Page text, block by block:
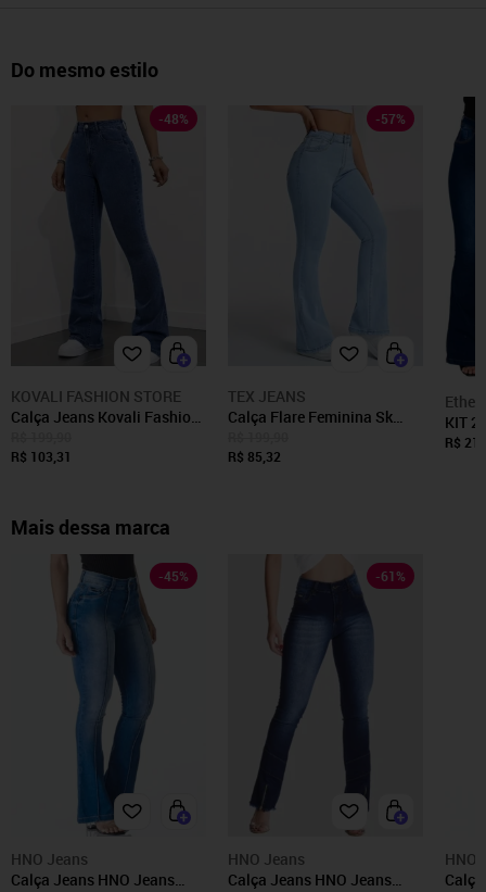
Do mesmo estilo
-48%
KOVALI FASHION STORE
Calça Jeans Kovali Fashion
Impecável e Tecido Premium
R$ 103,31
-57%
TEX JEANS
Calça Flare Feminina Sk
ideal dia a dia Delave
R$ 85,32
KIT 2
Mys
R$
Mais dessa marca
-45%
HNO Jeans
Calça Jeans HNO Jeans
-61 %
HNO Jeans
Calça Jeans HNO Jeans
HNO